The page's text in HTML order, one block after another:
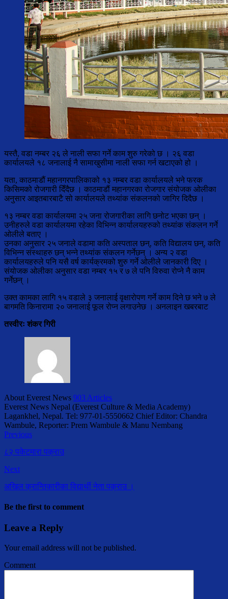
यस्तै, वडा नम्बर २६ ले नाली सफा गर्ने काम शुरु गरेको छ । २६ वडा
कार्यालयले १८ जनालाई नै सामाखुसीमा नाली सफा गर्न खटाएको हो ।
यता, काठमाडौं महानगरपालिकाको १३ नम्बर वडा कार्यालयले भने फरक
किसिमको रोजगारी दिँदैछ । काठमाडौं महानगरका रोजगार संयोजक ओलीका
अनुसार आइतबारबाटै सो कार्यालयले तथ्यांक संकलनको जागिर दिदैछ ।
१३ नम्बर वडा कार्यालयमा २५ जना रोजगारीका लागि छनोट भएका छन् ।
उनीहरुले वडा कार्यालयमा रहेका विभिन्न कार्यालयहरुको तथ्यांक संकलन गर्ने
ओलीले बताए ।
उनका अनुसार २५ जनाले वडामा कति अस्पताल छन्, कति विद्यालय छन्, कति
विभिन्न संस्थाहरु छन् भन्ने तथ्यांक संकलन गर्नेछन् । अन्य २ वडा
कार्यालयहरुले पनि यसै वर्ष कार्यक्रमको शुरु गर्ने ओलीले जानकारी दिए ।
संयोजक ओलीका अनुसार वडा नम्बर १५ र ७ ले पनि विरुवा रोप्ने नै काम
गर्नेछन् ।
उक्त कामका लागि १५ वडाले ३ जनालाई वृक्षारोपण गर्ने काम दिने छ भने ७ ले
बागमति किनारामा २० जनालाई फूल रोप्न लगाउनेछ । अनलाइन खबरबाट
तस्वीरः शंकर गिरी
About Everest News 903 Articles
Everest News Nepal (Everest Culture & Media Academy)
Lagankhel, Nepal. Tel: 977-01-5550662 Chief Editor: Chandra
Wambule, Reporter: Prem Wambule & Manu Nembang
Previous
८२ पकेटमारा पक्राउ
Next
अखिल क्रान्तिकारीका विद्यार्थी नेता पक्राउ ।
Be the first to comment
Leave a Reply
Your email address will not be published.
Comment